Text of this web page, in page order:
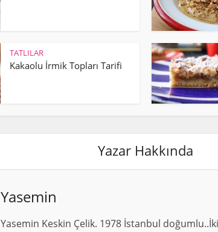
TATLILAR
Kakaolu İrmik Topları Tarifi
Yazar Hakkında
Yasemin
Yasemin Keskin Çelik. 1978 İstanbul